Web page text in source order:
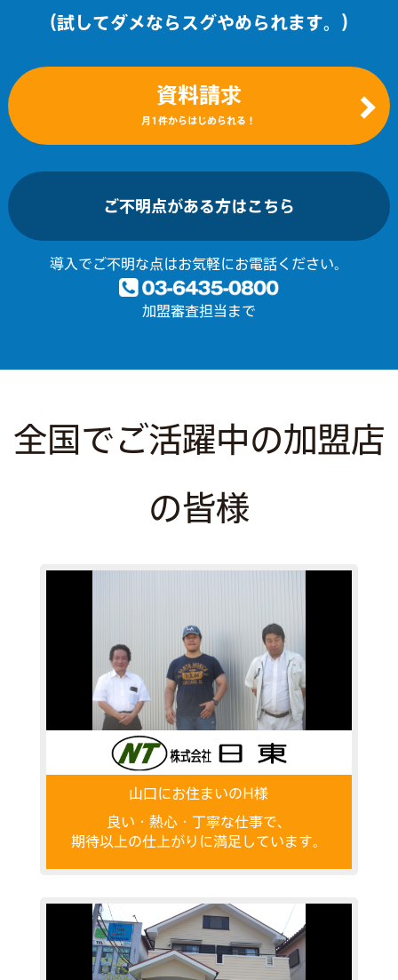
（試してダメならスグやめられます。）
資料請求
月1件からはじめられる！
ご不明点がある方はこちら
導入でご不明な点はお気軽にお電話ください。
加盟審査担当まで
全国でご活躍中の加盟店
の皆様
山口にお住まいのH様
良い・熱心・丁寧な仕事で、
期待以上の仕上がりに満足しています。